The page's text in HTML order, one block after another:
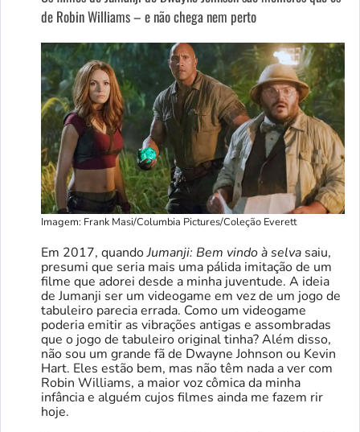
de Robin Williams – e não chega nem perto
Imagem: Frank Masi/Columbia Pictures/Coleção Everett
Em 2017, quandoJumanji: Bem vindo à selva saiu,
presumi que seria mais uma pálida imitação de um
filme que adorei desde a minha juventude. A ideia
de Jumanji ser um videogame em vez de um jogo de
tabuleiro parecia errada. Como um videogame
poderia emitir as vibrações antigas e assombradas
que o jogo de tabuleiro original tinha? Além disso,
não sou um grande fã de Dwayne Johnson ou Kevin
Hart. Eles estão bem, mas não têm nada a ver com
Robin Williams, a maior voz cômica da minha
infância e alguém cujos filmes ainda me fazem rir
hoje.